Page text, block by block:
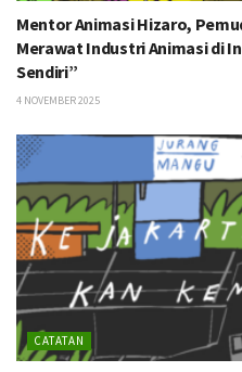
Mentor Animasi Hizaro,
Merawat Industri Animasi di
Sendiri”
4 NOVEMBER 2025
CATATAN